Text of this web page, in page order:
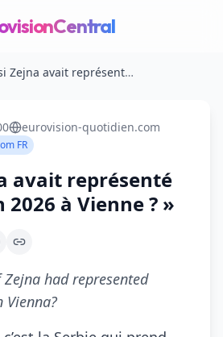
« Et si Zejna avait représenté la Serbie en 2026 à Vienne ? »
eurovision-quotidien.com
FR
avait représenté
2026 à Vienne ? »
Zejna had represented
Vienna?